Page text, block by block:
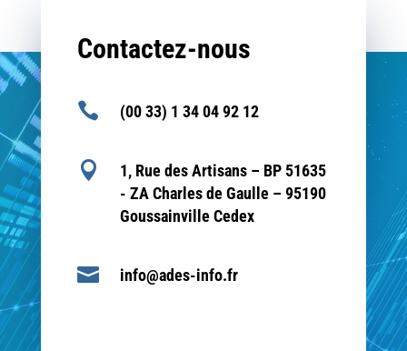
Contactez-nous
 (00 33) 1 34 04 92 12

1, Rue des Artisans – BP 51635
- ZA Charles de Gaulle – 95190
Goussainville Cedex
 info@ades-info.fr